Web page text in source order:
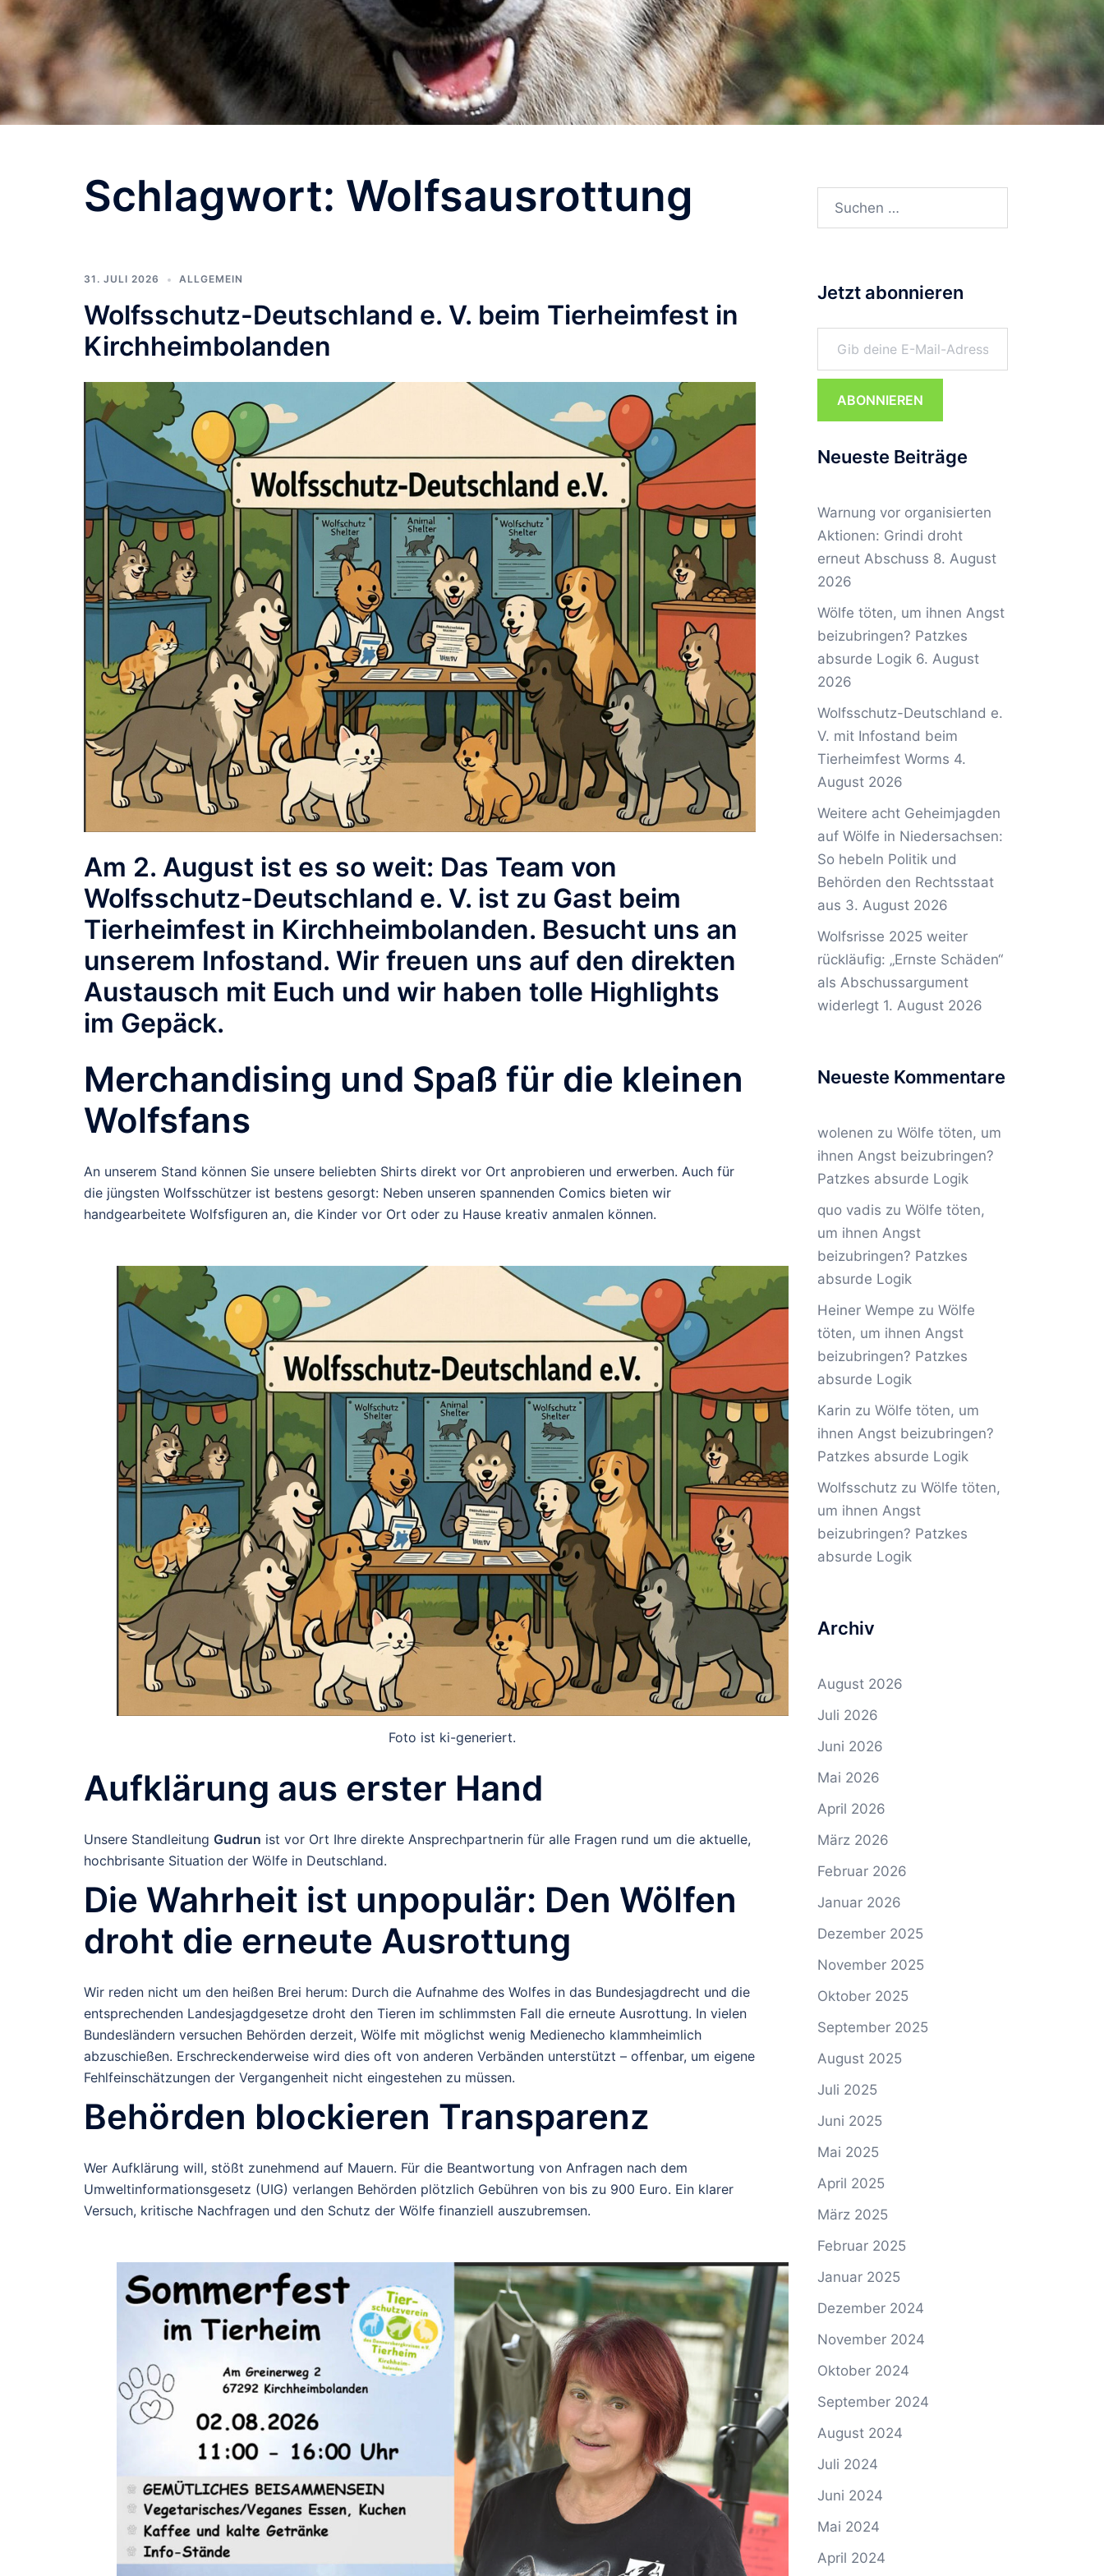
Schlagwort: Wolfsausrottung
31. JULI 2026 ALLGEMEIN
Wolfsschutz-Deutschland e. V. beim Tierheimfest in
Kirchheimbolanden
Am 2. August ist es so weit: Das Team von
Wolfsschutz-Deutschland e. V. ist zu Gast beim
Tierheimfest in Kirchheimbolanden. Besucht uns an
unserem Infostand. Wir freuen uns auf den direkten
Austausch mit Euch und wir haben tolle Highlights
im Gepäck.
Merchandising und Spaß für die kleinen
Wolfsfans
An unserem Stand können Sie unsere beliebten Shirts direkt vor Ort anprobieren und erwerben. Auch für
die jüngsten Wolfsschützer ist bestens gesorgt: Neben unseren spannenden Comics bieten wir
handgearbeitete Wolfsfiguren an, die Kinder vor Ort oder zu Hause kreativ anmalen können.
Foto ist ki-generiert.
Aufklärung aus erster Hand
Unsere Standleitung Gudrun ist vor Ort Ihre direkte Ansprechpartnerin für alle Fragen rund um die aktuelle,
hochbrisante Situation der Wölfe in Deutschland.
Die Wahrheit ist unpopulär: Den Wölfen
droht die erneute Ausrottung
Wir reden nicht um den heißen Brei herum: Durch die Aufnahme des Wolfes in das Bundesjagdrecht und die
entsprechenden Landesjagdgesetze droht den Tieren im schlimmsten Fall die erneute Ausrottung. In vielen
Bundesländern versuchen Behörden derzeit, Wölfe mit möglichst wenig Medienecho klammheimlich
abzuschießen. Erschreckenderweise wird dies oft von anderen Verbänden unterstützt – offenbar, um eigene
Fehlfeinschätzungen der Vergangenheit nicht eingestehen zu müssen.
Behörden blockieren Transparenz
Wer Aufklärung will, stößt zunehmend auf Mauern. Für die Beantwortung von Anfragen nach dem
Umweltinformationsgesetz (UIG) verlangen Behörden plötzlich Gebühren von bis zu 900 Euro. Ein klarer
Versuch, kritische Nachfragen und den Schutz der Wölfe finanziell auszubremsen.
Suchen
Jetzt abonnieren
Gib deine E-Mail-Adresse ein ...
ABONNIEREN
Neueste Beiträge
Warnung vor organisierten
Aktionen: Grindi droht
erneut Abschuss 8. August
2026
Wölfe töten, um ihnen Angst
beizubringen? Patzkes
absurde Logik 6. August
2026
Wolfsschutz-Deutschland e.
V. mit Infostand beim
Tierheimfest Worms 4.
August 2026
Weitere acht Geheimjagden
auf Wölfe in Niedersachsen:
So hebeln Politik und
Behörden den Rechtsstaat
aus 3. August 2026
Wolfsrisse 2025 weiter
rückläufig: „Ernste Schäden“
als Abschussargument
widerlegt 1. August 2026
Neueste Kommentare
wolenen zu Wölfe töten, um
ihnen Angst beizubringen?
Patzkes absurde Logik
quo vadis zu Wölfe töten,
um ihnen Angst
beizubringen? Patzkes
absurde Logik
Heiner Wempe zu Wölfe
töten, um ihnen Angst
beizubringen? Patzkes
absurde Logik
Karin zu Wölfe töten, um
ihnen Angst beizubringen?
Patzkes absurde Logik
Wolfsschutzzu Wölfe töten,
um ihnen Angst
beizubringen? Patzkes
absurde Logik
Archiv
August 2026
Juli 2026
Juni 2026
Mai 2026
April 2026
März 2026
Februar 2026
Januar 2026
Dezember 2025
November 2025
Oktober 2025
September 2025
August 2025
Juli 2025
Juni 2025
Mai 2025
April 2025
März 2025
Februar 2025
Januar 2025
Dezember 2024
November 2024
Oktober 2024
September 2024
August 2024
Juli 2024
Juni 2024
Mai 2024
April 2024